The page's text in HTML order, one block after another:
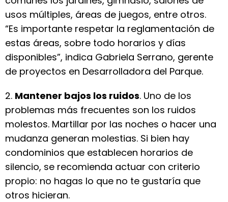
usos múltiples, áreas de juegos, entre otros.
“Es importante respetar la reglamentación de
estas áreas, sobre todo horarios y días
disponibles”, indica Gabriela Serrano, gerente
de proyectos en Desarrolladora del Parque.
2. Mantener bajos los ruidos. Uno de los
problemas más frecuentes son los ruidos
molestos. Martillar por las noches o hacer una
mudanza generan molestias. Si bien hay
condominios que establecen horarios de
silencio, se recomienda actuar con criterio
propio: no hagas lo que no te gustaría que
otros hicieran.